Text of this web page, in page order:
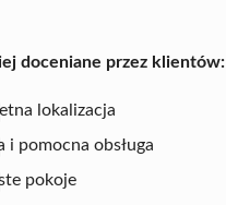
doceniane przez klientów:
lokalizacja
i pomocna obsługa
pokoje